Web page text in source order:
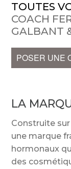
TOUTES
COACH
GALBANT
POSER UNE
LA
Construite
une marque
hormonaux
des